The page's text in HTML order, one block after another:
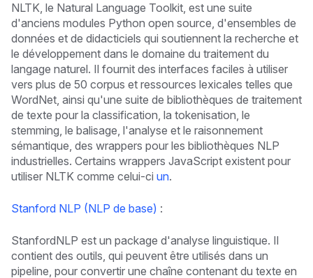
NLTK, le Natural Language Toolkit, est une suite
d'anciens modules Python open source, d'ensembles de
données et de didacticiels qui soutiennent la recherche et
le développement dans le domaine du traitement du
langage naturel. Il fournit des interfaces faciles à utiliser
vers plus de 50 corpus et ressources lexicales telles que
WordNet, ainsi qu'une suite de bibliothèques de traitement
de texte pour la classification, la tokenisation, le
stemming, le balisage, l'analyse et le raisonnement
sémantique, des wrappers pour les bibliothèques NLP
industrielles. Certains wrappers JavaScript existent pour
utiliser NLTK comme celui-ci un.
Stanford NLP (NLP de base) :
StanfordNLP est un package d'analyse linguistique. Il
contient des outils, qui peuvent être utilisés dans un
pipeline, pour convertir une chaîne contenant du texte en